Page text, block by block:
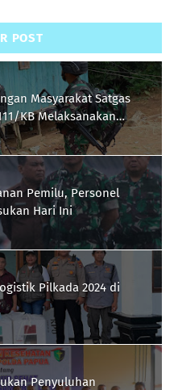
POST
Masyarakat Satgas
KB Melaksanakan
Pemilu, Personel
Hari Ini
Pilkada 2024 di
Penyuluhan